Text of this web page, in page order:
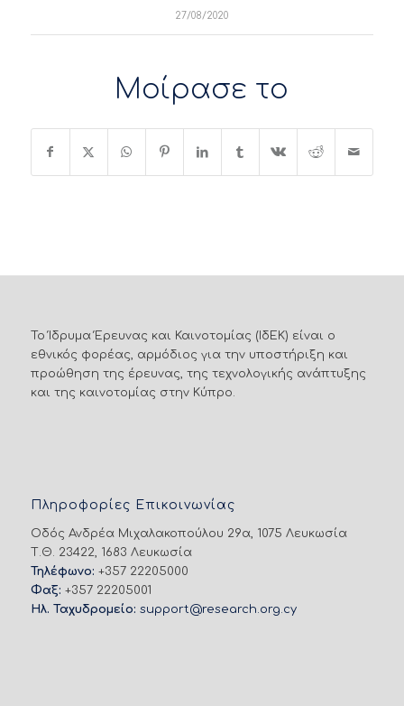
27/08/2020
Μοίρασε το
Το Ίδρυμα Έρευνας και Καινοτομίας (ΙδΕΚ) είναι ο
εθνικός φορέας, αρμόδιος για την υποστήριξη και
προώθηση της έρευνας, της τεχνολογικής ανάπτυξης
και της καινοτομίας στην Κύπρο.
Πληροφορίες Επικοινωνίας
Οδός Ανδρέα Μιχαλακοπούλου 29α, 1075 Λευκωσία
Τ.Θ. 23422, 1683 Λευκωσία
Τηλέφωνο: +357 22205000
Φαξ: +357 22205001
Ηλ. Ταχυδρομείο: support@research.org.cy